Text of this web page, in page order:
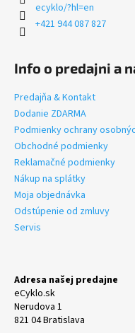
ecyklo/?hl=en
+421 944 087 827
Info o predajni a
Predajňa & Kontakt
Dodanie ZDARMA
Podmienky ochrany
Obchodné podmienky
Reklamačné podmienky
Nákup na splátky
Moja objednávka
Odstúpenie od zmluvy
Servis
Adresa našej predajne
eCyklo.sk
Nerudova 1
821 04 Bratislava